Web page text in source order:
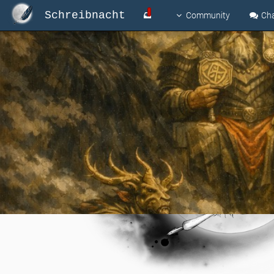
Schreibnacht Community